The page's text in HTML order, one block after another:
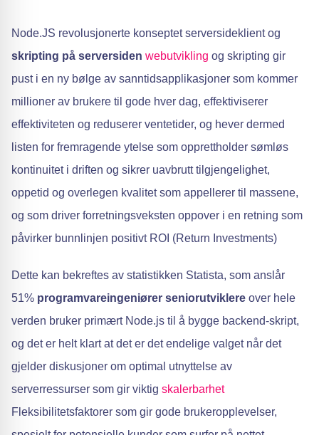
Node.JS revolusjonerte konseptet serversideklient og
skripting på serversiden webutvikling og skripting gir
pust i en ny bølge av sanntidsapplikasjoner som kommer
millioner av brukere til gode hver dag, effektiviserer
effektiviteten og reduserer ventetider, og hever dermed
listen for fremragende ytelse som opprettholder sømløs
kontinuitet i driften og sikrer uavbrutt tilgjengelighet,
oppetid og overlegen kvalitet som appellerer til massene,
og som driver forretningsveksten oppover i en retning som
påvirker bunnlinjen positivt ROI (Return Investments)
Dette kan bekreftes av statistikken Statista, som anslår
51% programvareingeniører seniorutviklere over hele
verden bruker primært Node.js til å bygge backend-skript,
og det er helt klart at det er det endelige valget når det
gjelder diskusjoner om optimal utnyttelse av
serverressurser som gir viktig skalerbarhet
Fleksibilitetsfaktorer som gir gode brukeropplevelser,